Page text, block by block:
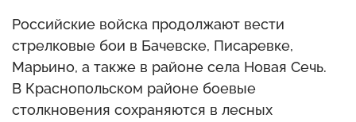
Российские войска продолжают вести
стрелковые бои в Бачевске, Писаревке,
Марьино, а также в районе села Новая Сечь.
В Краснопольском районе боевые
столкновения сохраняются в лесных